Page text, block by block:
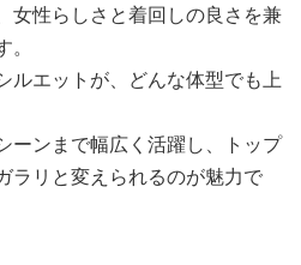
女性らしさと着回しの良さを兼
ルエットが、どんな体型でも上
ーンまで幅広く活躍し、トップ
ラリと変えられるのが魅力で